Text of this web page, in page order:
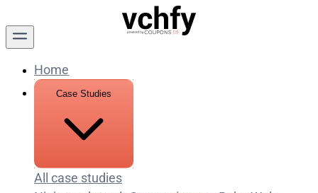
Home
All case studies